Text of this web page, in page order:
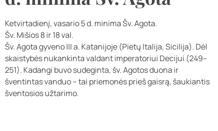
Ketvirtadienį, vasario 5 d. minima Šv. Agota.
Šv. Mišios 8 ir 18 val.
Šv. Agota gyveno III a. Katanijoje (Pietų Italija, Sicilija). Dėl
skaistybės nukankinta valdant imperatoriui Decijui (249–
251). Kadangi buvo sudeginta, šv. Agotos duona ir
šventintas vanduo – tai priemonės prieš gaisrą, šaukiantis
šventosios užtarimo.